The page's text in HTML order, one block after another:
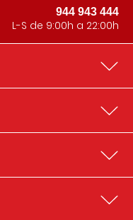
944 943 444
L-S de 9:00h a 22:00h